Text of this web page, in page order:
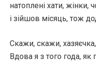
натоплені хати, жінки,
і зійшов місяць, тож
Скажи, скажи,
Вдова я з того года, як